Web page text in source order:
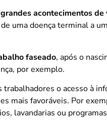
acontecimentos de
uma doença terminal a
faseado, após o
por exemplo.
o acesso à
mais favoráveis. Por
lavandarias ou